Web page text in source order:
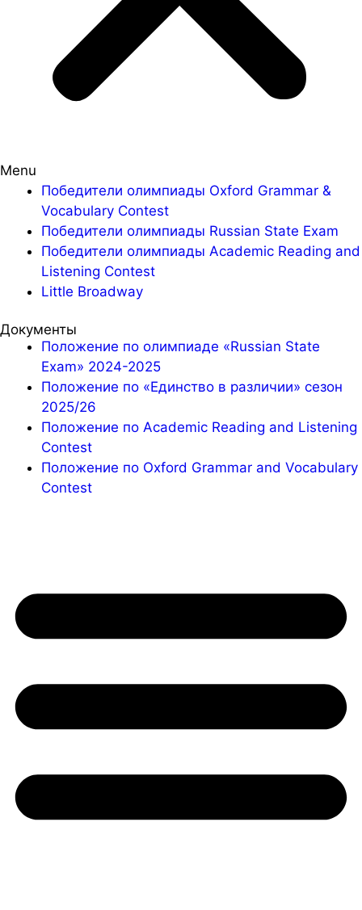
Menu
Победители олимпиады Oxford Grammar &
Vocabulary Contest
Победители олимпиады Russian State Exam
Победители олимпиады Academic Reading and
Listening Contest
Little Broadway
Документы
Положение по олимпиаде «Russian State
Exam» 2024-2025
Положение по «Единство в различии» сезон
2025/26
Положение по Academic Reading and Listening
Contest
Положение по Oxford Grammar and Vocabulary
Contest